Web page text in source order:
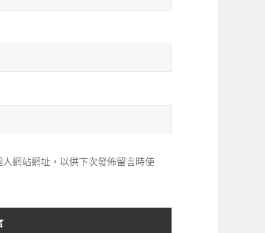
網站網址，以供下次發佈留言時使